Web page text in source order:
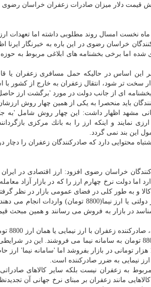
قیمت دلار میزان صادرات زعفران خراسان رضوی
امسال روند مطلوبی داشته اما تعهدات ارزی
خراسان رضوی در این باره به خبرنگار
اما برخی بخشنامه های ابلاغی مربوط به حوزه
این اساس در حالیكه حمل مسافری زعفران یا
سخت تر شود، انتقال زعفران به خارج از كشور با
ای از جانب دولت در مورد 'برگشت ارز حاصل
باید منحصرا به یكی از همین چهار روش
مشهد اظهار داشت: این چهار روش شامل 'به جای
ارزی نمایند و اینكه ارز را به بانك مركزی
این بند نمی گردد.
محتوایی دارد كه صادركنندگان زعفران را
خراسان رضوی افزود: ارز اقتصادی در
تومانی وجود دارد اما دولت نرخ چهارم ارز را كه در
و به طور كلی در فضای عمومی بازار در نظر
وی اظهار داشت: كسانی كه با ارز دولتی یا ارز
در بازار به فروش می رسانند و همین مبحث قیمت
روشنك
فروش كالای خویش را با قیمت 8800 تومان به سامانه نیما می
ارز نیمایی به ضرر صادركننده است.
به زعفران نیست بلكه سایر كالاهای
مانند زعفران بر مبنای نرخ جهانی آن